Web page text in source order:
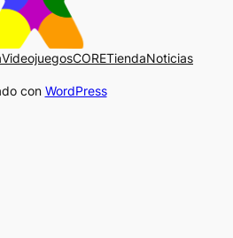
VideojuegosCORETiendaNoticias
con WordPress